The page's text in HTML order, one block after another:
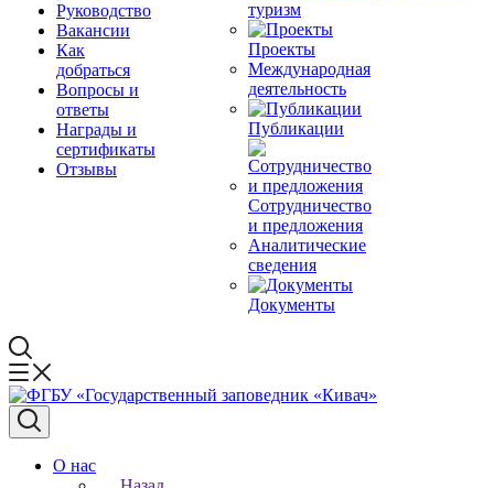
Руководство
Вакансии
Как
добраться
Вопросы и
ответы
Награды и
сертификаты
Отзывы
туризм
Проекты
Международная
деятельность
Публикации
Сотрудничество
и предложения
Аналитические
сведения
Документы
О нас